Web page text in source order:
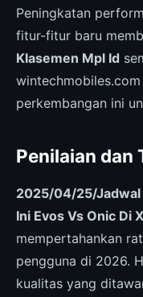
Peningkatan
fitur-fitur baru
Klasemen Mpl Id
perkembangan ini
Penilaian dan
2025/04/25/Jadwal
Ini Evos Vs Onic Di
mempertahankan
pengguna di 2026.
kualitas yang